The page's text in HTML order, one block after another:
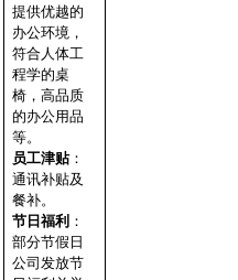
提供优越的
办公环境，
符合人体工
程学的桌
椅，高品质
的办公用品
等。
员工津贴：
通讯补贴及
餐补。
节日福利 ：
部分节假日
公司发放节